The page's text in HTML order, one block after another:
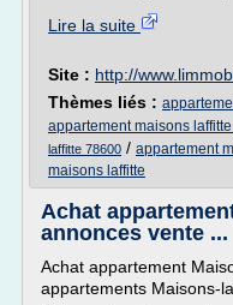
Lire la suite
Site : http://
Thèmes liés :
appartement maisons
laffitte 78600 / appartement
maisons laffitte
Achat
annonces vente ...
Achat appartement
appartements Maisons-